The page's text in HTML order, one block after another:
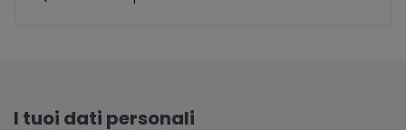
I tuoi dati personali